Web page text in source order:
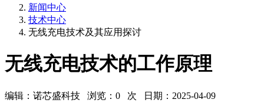
新闻中心
技术中心
无线充电技术及其应用探讨
无线充电技术的工作原理
编辑：诺芯盛科技 浏览： 0 次 日期：2025-04-09